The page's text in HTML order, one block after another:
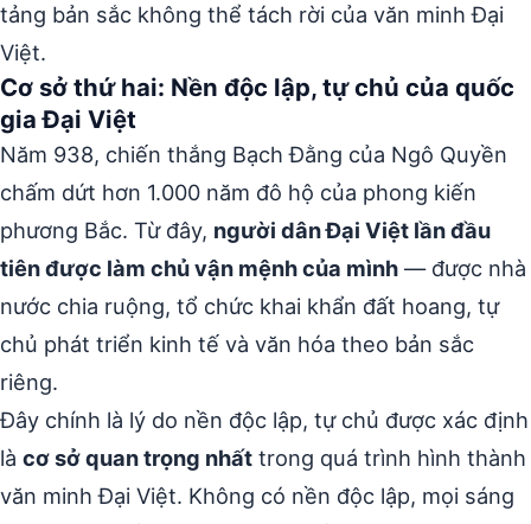
tảng bản sắc không thể tách rời của văn minh Đại
Việt.
Cơ sở thứ hai: Nền độc lập, tự chủ của quốc
gia Đại Việt
Năm 938, chiến thắng Bạch Đằng của Ngô Quyền
chấm dứt hơn 1.000 năm đô hộ của phong kiến
phương Bắc. Từ đây, người dân Đại Việt lần đầu
tiên được làm chủ vận mệnh của mình — được nhà
nước chia ruộng, tổ chức khai khẩn đất hoang, tự
chủ phát triển kinh tế và văn hóa theo bản sắc
riêng.
Đây chính là lý do nền độc lập, tự chủ được xác định
là cơ sở quan trọng nhất trong quá trình hình thành
văn minh Đại Việt. Không có nền độc lập, mọi sáng